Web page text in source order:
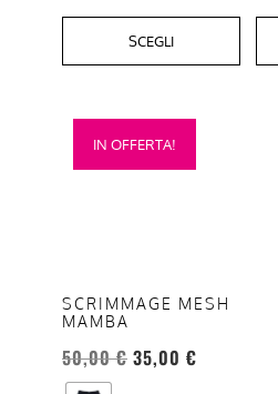
SCEGLI
IN OFFERTA!
SCRIMMAGE MESH
MAMBA
50,00€ 35,00 €
Questo
prodotto
opzioni
possono
essere
scelte